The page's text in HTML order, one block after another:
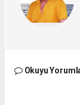
Okuyu